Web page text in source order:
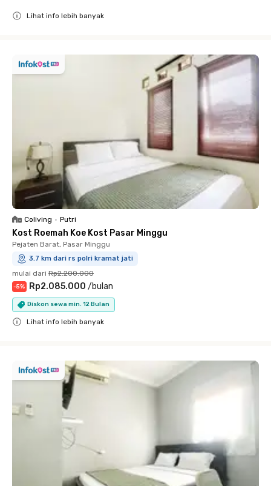
Lihat info lebih banyak
Coliving • Putri
Kost Roemah Koe Kost Pasar Minggu
Pejaten Barat, Pasar Minggu
3.7 km dari rs polri kramat jati
mulai dari Rp2.200.000
-5% Rp2.085.000 /bulan
Diskon sewa min. 12 Bulan
Lihat info lebih banyak